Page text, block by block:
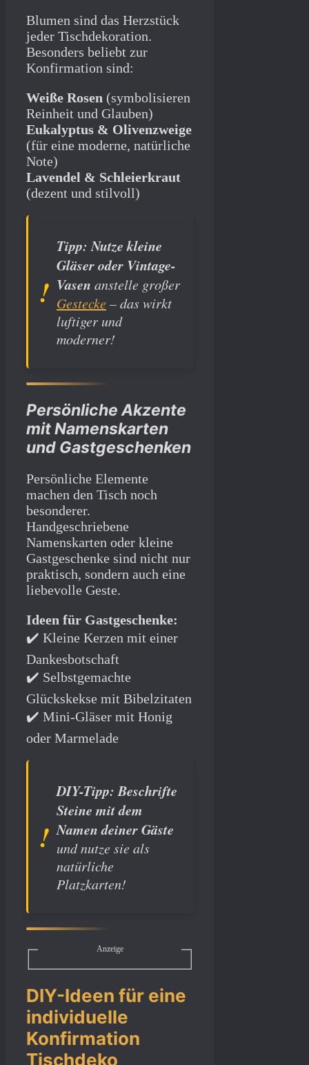
Blumen sind das Herzstück
jeder Tischdekoration.
Besonders beliebt zur
Konfirmation sind:
Weiße Rosen (symbolisieren
Reinheit und Glauben)
Eukalyptus & Olivenzweige
(für eine moderne, natürliche
Note)
Lavendel & Schleierkraut
(dezent und stilvoll)
Tipp: Nutze kleine
Gläser oder Vintage-
Vasen anstelle großer
Gestecke– das wirkt
luftiger und
moderner!
Persönliche Akzente
mit Namenskarten
und Gastgeschenken
Persönliche Elemente
machen den Tisch noch
besonderer.
Handgeschriebene
Namenskarten oder kleine
Gastgeschenke sind nicht nur
praktisch, sondern auch eine
liebevolle Geste.
Ideen für Gastgeschenke:
✔️ Kleine Kerzen mit einer
Dankesbotschaft
✔️ Selbstgemachte
Glückskekse mit Bibelzitaten
✔️ Mini-Gläser mit Honig
oder Marmelade
DIY-Tipp: Beschrifte
Steine mit dem
Namen deiner Gäste
und nutze sie als
natürliche
Platzkarten!
Anzeige
DIY-Ideen für eine
individuelle
Konfirmation
Tischdeko